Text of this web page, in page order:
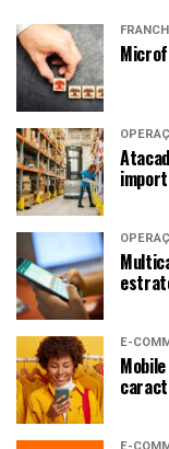
E-